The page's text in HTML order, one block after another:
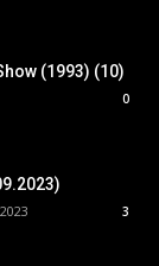
(1993) (10)
0
3